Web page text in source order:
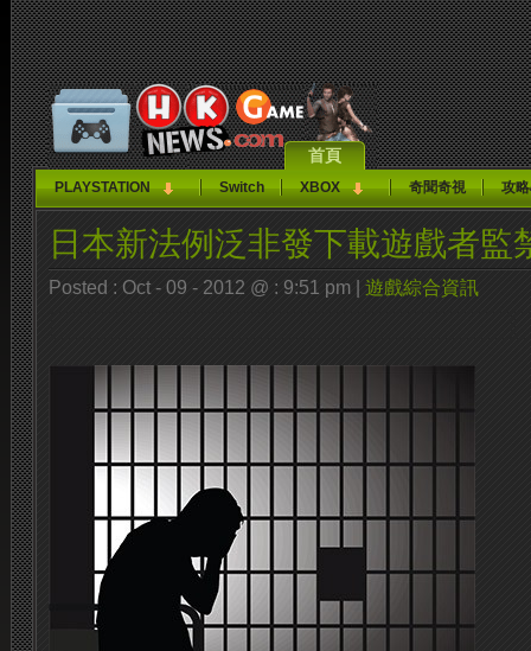
首頁
PLAYSTATION Switch XBOX 奇聞奇視 攻
日本新法例泛非發下載遊戲者監
Posted : Oct - 09 - 2012 @ : 9:51 pm | 遊戲綜合資訊